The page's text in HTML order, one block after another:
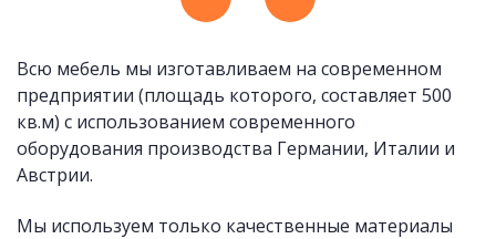
Всю мебель мы изготавливаем на современном
предприятии (площадь которого, составляет 500
кв.м) с использованием современного
оборудования производства Германии, Италии и
Австрии.
Мы используем только качественные материалы